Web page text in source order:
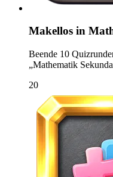
Makellos in
Beende 10
„Mathematik
20